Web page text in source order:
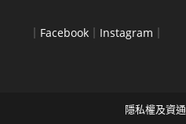
｜ Facebook ｜ Instagram ｜
隱私權及資